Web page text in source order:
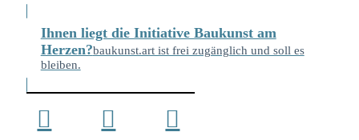
Ihnen liegt die Initiative Baukunst am
Herzen?baukunst.art ist frei zugänglich und soll es
bleiben.